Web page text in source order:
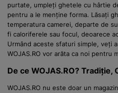
purtate, umpleți ghetele cu hârtie
pentru a le menține forma. Lăsați
temperatura camerei, departe de
fi caloriferele sau focul, deoarece
Urmând aceste sfaturi simple, veți
WOJAS.RO vor arăta ca noi pentru
De ce WOJAS.RO? Tradiție,
WOJAS.RO nu este doar un